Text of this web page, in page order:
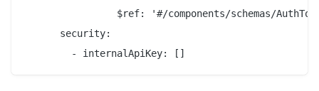
$ref: '#/components/schemas/
      security: